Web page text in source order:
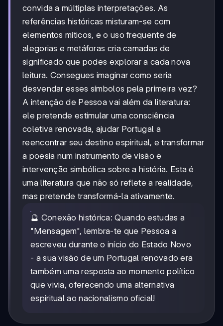
convida a múltiplas interpretações. As
referências históricas misturam-se com
elementos míticos, e o uso frequente de
alegorias e metáforas cria camadas de
significado que podes explorar a cada nova
leitura. Consegues imaginar como seria
desvendar esses símbolos pela primeira vez?
A intenção de Pessoa vai além da literatura:
ele pretende estimular uma consciência
coletiva renovada, ajudar Portugal a
reencontrar seu destino espiritual, e transformar
a poesia num instrumento de visão e
intervenção simbólica sobre a história. Esta é
uma literatura que não só reflete a realidade,
mas pretende transformá-la ativamente.
🔮 Conexão histórica: Quando estudas a
"Mensagem", lembra-te que Pessoa a
escreveu durante o início do Estado Novo
- a sua visão de um Portugal renovado era
também uma resposta ao momento político
que vivia, oferecendo uma alternativa
espiritual ao nacionalismo oficial!